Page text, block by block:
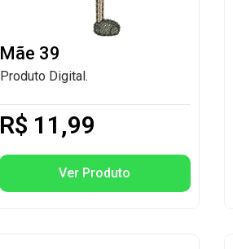
Mãe 39
Produto Digital.
R$ 11,99
Ver Produto